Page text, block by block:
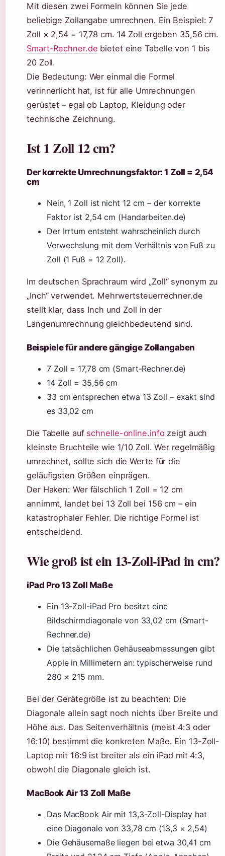
Mit diesen zwei Formeln können Sie jede
beliebige Zollangabe umrechnen. Ein Beispiel: 7
Zoll × 2,54 = 17,78 cm. 14 Zoll ergeben 35,56 cm.
Smart-Rechner.de bietet eine Tabelle von 1 bis
20 Zoll.
Die Bedeutung: Wer einmal die Formel
verinnerlicht hat, ist für alle Umrechnungen
gerüstet – egal ob Laptop, Kleidung oder
technische Zeichnung.
Ist 1 Zoll 12 cm?
Der korrekte Umrechnungsfaktor: 1 Zoll = 2,54
cm
Nein, 1 Zoll ist nicht 12 cm – der korrekte
Faktor ist 2,54 cm (Handarbeiten.de)
Der Irrtum entsteht wahrscheinlich durch
Verwechslung mit dem Verhältnis von Fuß zu
Zoll (1 Fuß = 12 Zoll).
Im deutschen Sprachraum wird „Zoll“ synonym zu
„Inch“ verwendet. Mehrwertsteuerrechner.de
stellt klar, dass Inch und Zoll in der
Längenumrechnung gleichbedeutend sind.
Beispiele für andere gängige Zollangaben
7 Zoll = 17,78 cm (Smart-Rechner.de)
14 Zoll = 35,56 cm
33 cm entsprechen etwa 13 Zoll – exakt sind
es 33,02 cm
Die Tabelle auf schnelle-online.info zeigt auch
kleinste Bruchteile wie 1/10 Zoll. Wer regelmäßig
umrechnet, sollte sich die Werte für die
geläufigsten Größen einprägen.
Der Haken: Wer fälschlich 1 Zoll = 12 cm
annimmt, landet bei 13 Zoll bei 156 cm – ein
katastrophaler Fehler. Die richtige Formel ist
entscheidend.
Wie groß ist ein 13-Zoll-iPad in cm?
iPad Pro 13 Zoll Maße
Ein 13-Zoll-iPad Pro besitzt eine
Bildschirmdiagonale von 33,02 cm (Smart-
Rechner.de)
Die tatsächlichen Gehäuseabmessungen gibt
Apple in Millimetern an: typischerweise rund
280 × 215 mm.
Bei der Gerätegröße ist zu beachten: Die
Diagonale allein sagt noch nichts über Breite und
Höhe aus. Das Seitenverhältnis (meist 4:3 oder
16:10) bestimmt die konkreten Maße. Ein 13-Zoll-
Laptop mit 16:9 ist breiter als ein iPad mit 4:3,
obwohl die Diagonale gleich ist.
MacBook Air 13 Zoll Maße
Das MacBook Air mit 13,3-Zoll-Display hat
eine Diagonale von 33,78 cm (13,3 × 2,54)
Die Gehäusemaße liegen bei etwa 30,41 cm